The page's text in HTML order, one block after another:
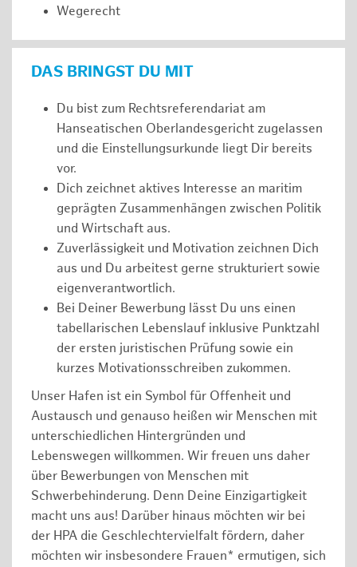
Wegerecht
DAS BRINGST DU MIT
Du bist zum Rechtsreferendariat am
Hanseatischen Oberlandesgericht zugelassen
und die Einstellungsurkunde liegt Dir bereits
vor.
Dich zeichnet aktives Interesse an maritim
geprägten Zusammenhängen zwischen Politik
und Wirtschaft aus.
Zuverlässigkeit und Motivation zeichnen Dich
aus und Du arbeitest gerne strukturiert sowie
eigenverantwortlich.
Bei Deiner Bewerbung lässt Du uns einen
tabellarischen Lebenslauf inklusive Punktzahl
der ersten juristischen Prüfung sowie ein
kurzes Motivationsschreiben zukommen.
Unser Hafen ist ein Symbol für Offenheit und
Austausch und genauso heißen wir Menschen mit
unterschiedlichen Hintergründen und
Lebenswegen willkommen. Wir freuen uns daher
über Bewerbungen von Menschen mit
Schwerbehinderung. Denn Deine Einzigartigkeit
macht uns aus! Darüber hinaus möchten wir bei
der HPA die Geschlechtervielfalt fördern, daher
möchten wir insbesondere Frauen* ermutigen, sich